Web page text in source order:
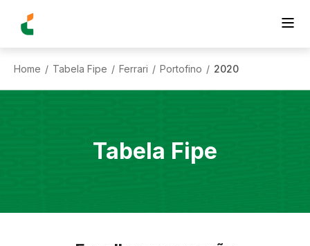
Home / Tabela Fipe / Ferrari / Portofino / 2020
Tabela Fipe